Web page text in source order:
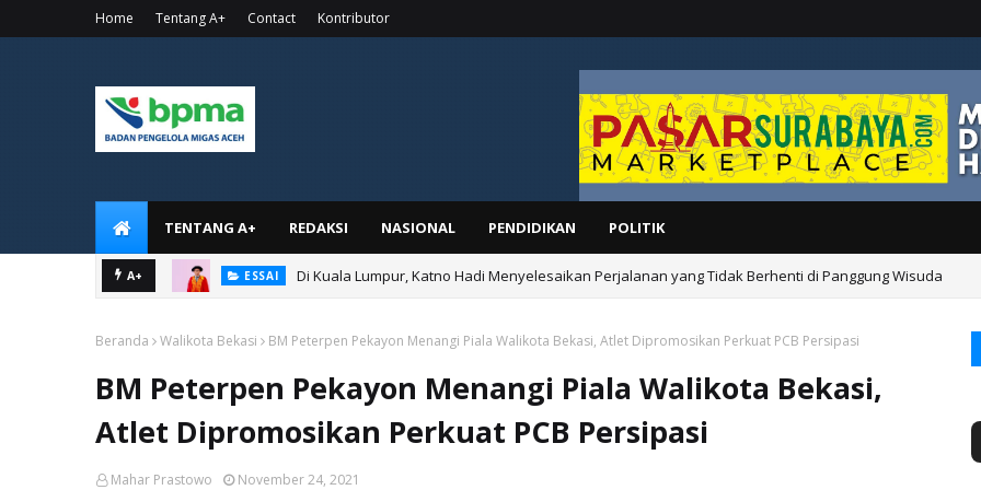
Home Tentang A+ Contact Kontributor
TENTANG A+ REDAKSI NASIONAL PENDIDIKAN POLITIK
A+ ESSAI Di Kuala Lumpur, Katno Hadi Menyelesaikan Perjalanan yang Tidak Berhenti di Panggung Wisuda
Beranda Walikota Bekasi BM Peterpen Pekayon Menangi Piala Walikota Bekasi, Atlet Dipromosikan Perkuat PCB Persipasi
BM Peterpen Pekayon Menangi Piala Walikota Bekasi,
Atlet Dipromosikan Perkuat PCB Persipasi
Mahar Prastowo November 24, 2021